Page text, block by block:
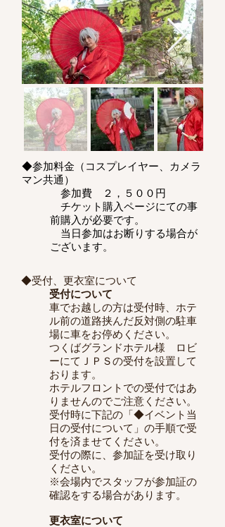
◆参加料金（コスプレイヤー、カメラ
マン共通）
参加費 ２，５００円
​ チケット購入ページにての事
前購入が必要です。
当日参加はお断りする場合が
ございます。
◆受付、更衣室について
受付について
車でお越しの方は受付時、ホテ
ル前の道路挟んだ反対側の駐車
場に車をお停めください。
つくばグランドホテル様 ロビ
ーにてＪＰＳの受付を設置して
おります。
ホテルフロントでの受付ではあ
りませんのでご注意ください。
​受付時に下記の「◆イベント当
日の受付について」の手順で受
付を済ませてください。
受付の際に、参加証を受け取り
ください。
※会場内でスタッフが参加証の
確認をする場合があります。
​更衣室について